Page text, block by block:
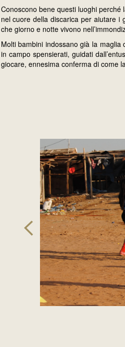
Conoscono bene questi luoghi
nel cuore della discarica per aiutare i
che giorno e notte vivono
Molti bambini indossano già la
in campo spensierati, guidati
giocare, ennesima conferma di come